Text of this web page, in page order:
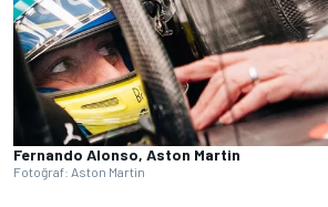
Fernando Alonso, Aston Martin
Fotoğraf: Aston Martin